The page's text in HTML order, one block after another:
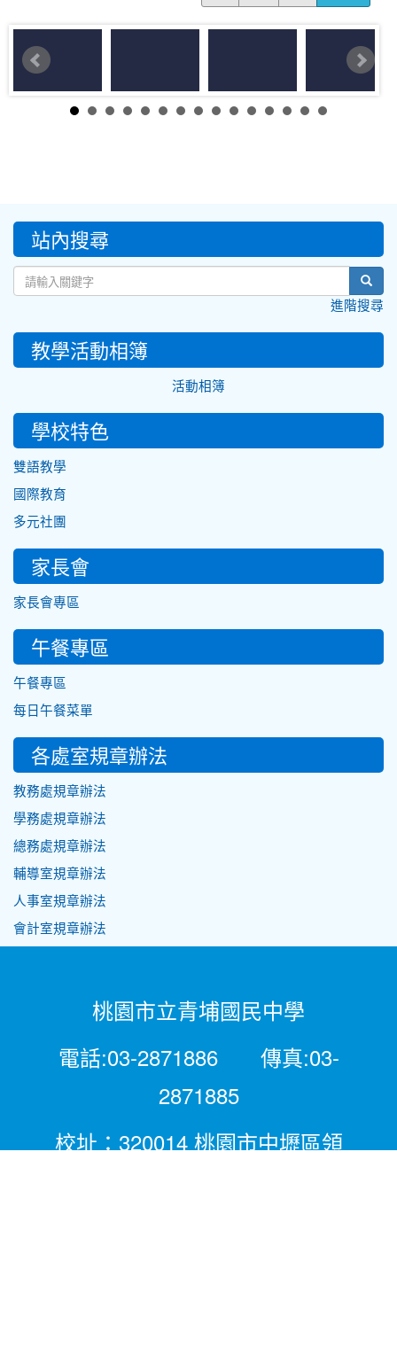
::: 站內搜尋
進階搜尋
教學活動相簿
活動相簿
學校特色
雙語教學
國際教育
多元社團
家長會
家長會專區
午餐專區
午餐專區
每日午餐菜單
各處室規章辦法
教務處規章辦法
學務處規章辦法
總務處規章辦法
輔導室規章辦法
人事室規章辦法
會計室規章辦法
桃園市立青埔國民中學
電話:03-2871886 傳真:03-
2871885
校址：320014 桃園市中壢區領